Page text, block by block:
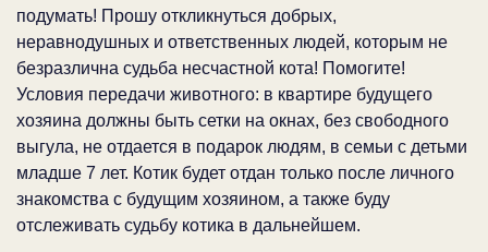
подумать! Прошу откликнуться добрых,
неравнодушных и ответственных людей, которым не
безразлична судьба несчастной кота! Помогите!
Условия передачи животного: в квартире будущего
хозяина должны быть сетки на окнах, без свободного
выгула, не отдается в подарок людям, в семьи с детьми
младше 7 лет. Котик будет отдан только после личного
знакомства с будущим хозяином, а также буду
отслеживать судьбу котика в дальнейшем.